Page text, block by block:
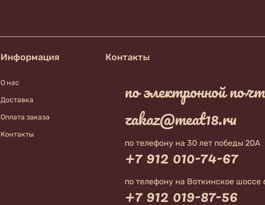
Информация
О нас
Доставка
Оплата заказа
Контакты
Контакты
по электронной
zakaz@meat18.ru
по телефону на 30 лет победы 20А
+7 912 010-74-67
по телефону на Воткинское шоссе
+7 912 019-87-56